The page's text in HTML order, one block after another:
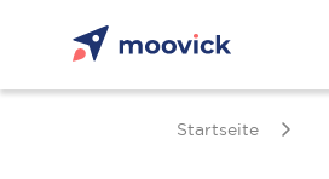
Startseite